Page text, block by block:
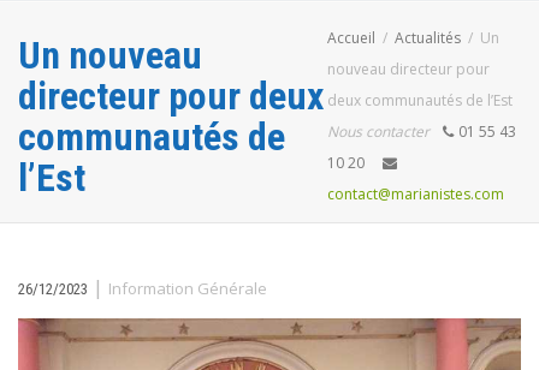
Un nouveau
directeur pour deux
communautés de
l’Est
Accueil Actualités
Un
nouveau directeur pour
deux communautés de l’Est
Nous contacter
01 55 43
10 20
contact@marianistes.com
26/12/2023 | Information Générale